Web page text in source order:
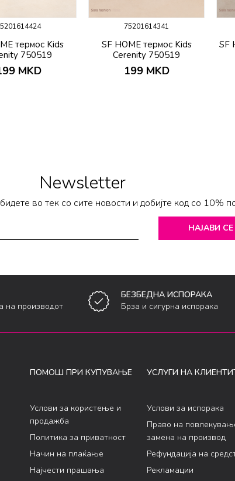
термос Kids
750519
MKD
75201614341
SF HOME термос Kids
Cerenity 750519
199 MKD
SF
Newsletter
во тек со сите новости и добијте код со 10%
НАЈАВИ СЕ
на производот
БЕЗБЕДНА ИСПОРАКА
Брза и сигурна испорака
ПОМОШ ПРИ КУПУВАЊЕ
Услови за користење и
продажба
Политика за приватност
Начин на плаќање
Најчести прашања
УСЛУГИ НА
Услови за испорака
Право на
замена на производ
Рефундација на
Рекламации